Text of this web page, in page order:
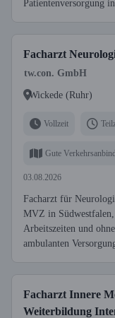
Patientenversorgung
Facharzt
tw.con. GmbH
Wickede (Ruhr)
Vollzeit
Gute
03.08.2026
Facharzt für
MVZ in
Arbeitszeiten und
ambulanten
Facharzt Innere
Weiterbildung